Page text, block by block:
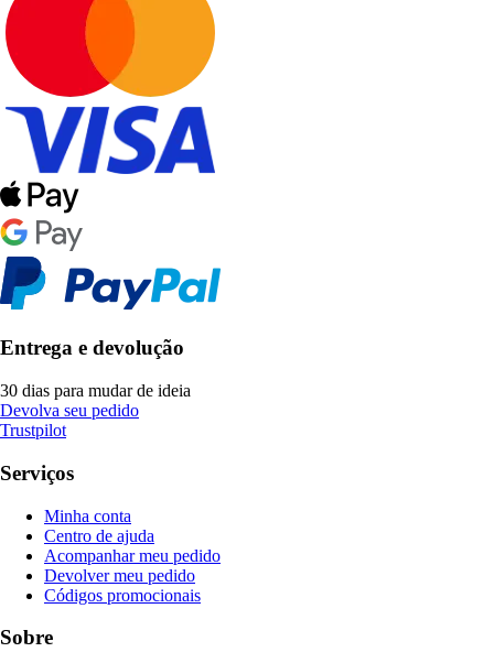
Entrega e devolução
30 dias para mudar de ideia
Devolva seu pedido
Trustpilot
Serviços
Minha conta
Centro de ajuda
Acompanhar meu pedido
Devolver meu pedido
Códigos promocionais
Sobre